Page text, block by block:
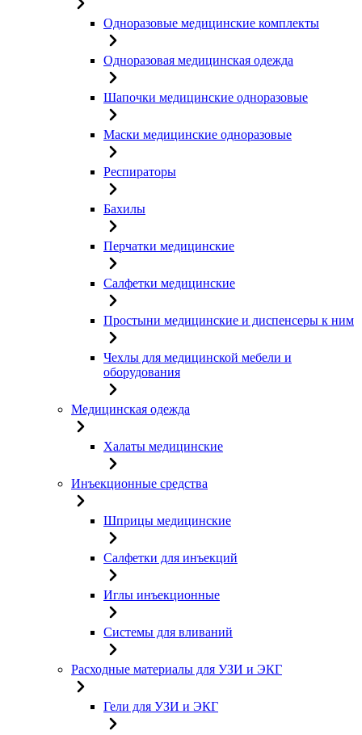
Одноразовые медицинские комплекты
Одноразовая медицинская одежда
Шапочки медицинские одноразовые
Маски медицинские одноразовые
Респираторы
Бахилы
Перчатки медицинские
Салфетки медицинские
Простыни медицинские и диспенсеры к ним
Чехлы для медицинской мебели и
оборудования
Медицинская одежда
Халаты медицинские
Инъекционные средства
Шприцы медицинские
Салфетки для инъекций
Иглы инъекционные
Системы для вливаний
Расходные материалы для УЗИ и ЭКГ
Гели для УЗИ и ЭКГ